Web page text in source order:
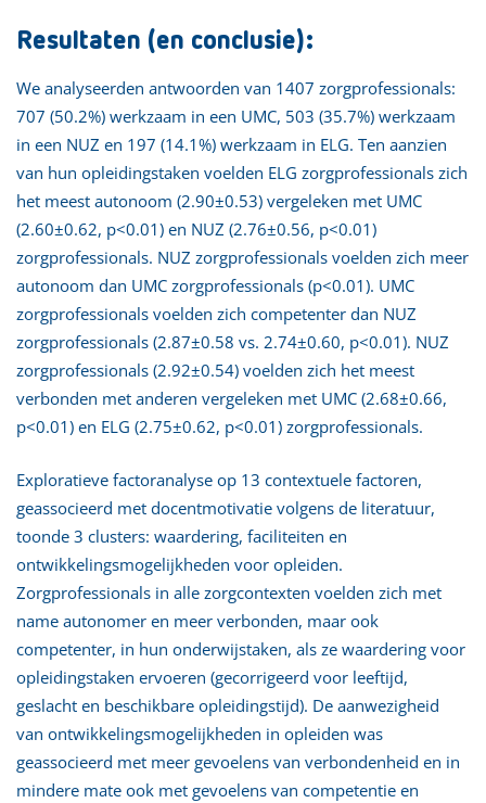
Resultaten (en conclusie):
We analyseerden antwoorden van 1407 zorgprofessionals:
707 (50.2%) werkzaam in een UMC, 503 (35.7%) werkzaam
in een NUZ en 197 (14.1%) werkzaam in ELG. Ten aanzien
van hun opleidingstaken voelden ELG zorgprofessionals zich
het meest autonoom (2.90±0.53) vergeleken met UMC
(2.60±0.62, p<0.01) en NUZ (2.76±0.56, p<0.01)
zorgprofessionals. NUZ zorgprofessionals voelden zich meer
autonoom dan UMC zorgprofessionals (p<0.01). UMC
zorgprofessionals voelden zich competenter dan NUZ
zorgprofessionals (2.87±0.58 vs. 2.74±0.60, p<0.01). NUZ
zorgprofessionals (2.92±0.54) voelden zich het meest
verbonden met anderen vergeleken met UMC (2.68±0.66,
p<0.01) en ELG (2.75±0.62, p<0.01) zorgprofessionals.
Exploratieve factoranalyse op 13 contextuele factoren,
geassocieerd met docentmotivatie volgens de literatuur,
toonde 3 clusters: waardering, faciliteiten en
ontwikkelingsmogelijkheden voor opleiden.
Zorgprofessionals in alle zorgcontexten voelden zich met
name autonomer en meer verbonden, maar ook
competenter, in hun onderwijstaken, als ze waardering voor
opleidingstaken ervoeren (gecorrigeerd voor leeftijd,
geslacht en beschikbare opleidingstijd). De aanwezigheid
van ontwikkelingsmogelijkheden in opleiden was
geassocieerd met meer gevoelens van verbondenheid en in
mindere mate ook met gevoelens van competentie en